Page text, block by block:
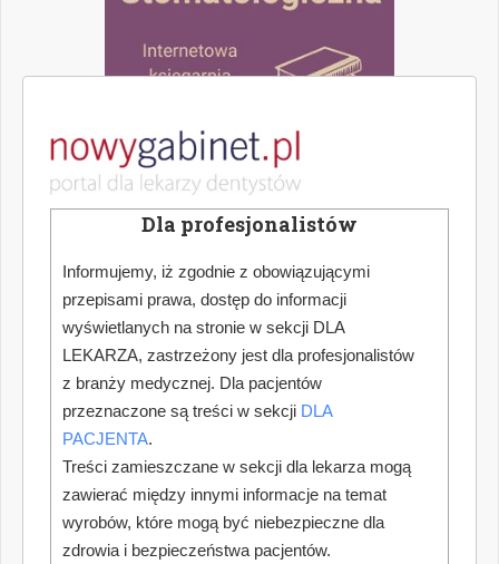
Dla profesjonalistów
Informujemy, iż zgodnie z obowiązującymi
przepisami prawa, dostęp do informacji
wyświetlanych na stronie w sekcji DLA
LEKARZA, zastrzeżony jest dla profesjonalistów
z branży medycznej. Dla pacjentów
przeznaczone są treści w sekcji DLA
PACJENTA.
Treści zamieszczane w sekcji dla lekarza mogą
zawierać między innymi informacje na temat
wyrobów, które mogą być niebezpieczne dla
zdrowia i bezpieczeństwa pacjentów.